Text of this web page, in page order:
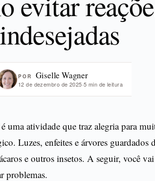
indesejadas
POR Giselle Wagner
12 de dezembro de 2025·5 min de leitura
uma atividade que traz alegria para
Luzes, enfeites e árvores guardados
e outros insetos. A seguir, você
problemas.